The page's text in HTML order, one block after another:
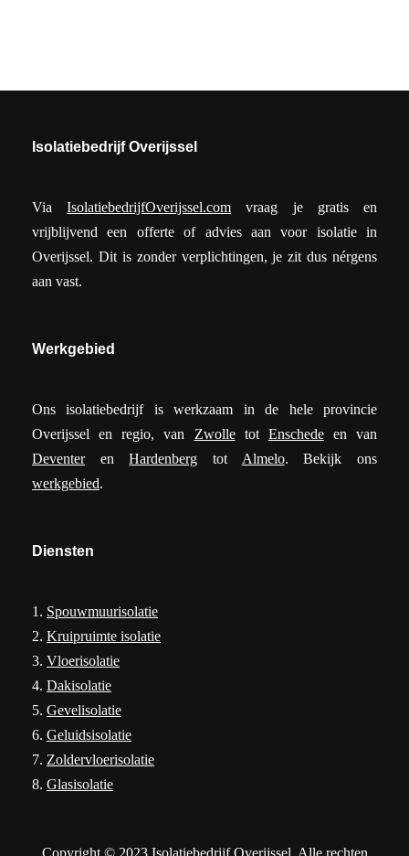
Isolatiebedrijf Overijssel
ViaIsolatiebedrijfOverijssel.com vraag je gratis en
vrijblijvend een offerte of advies aan voor isolatie in
Overijssel. Dit is zonder verplichtingen, je zit dus nérgens
aan vast.
Werkgebied
Ons isolatiebedrijf is werkzaam in de hele provincie
Overijssel en regio, van Zwolletot Enschedeen van
DeventerenHardenberg tot Almelo. Bekijk ons
werkgebied.
Diensten
1. Spouwmuurisolatie
2. Kruipruimte isolatie
3. Vloerisolatie
4. Dakisolatie
5. Gevelisolatie
6. Geluidsisolatie
7. Zoldervloerisolatie
8. Glasisolatie